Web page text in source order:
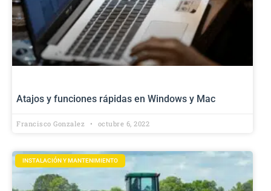
Atajos y funciones rápidas en Windows y Mac
Francisco Gonzalez octubre 6, 2022
INSTALACIÓN Y MANTENIMIENTO